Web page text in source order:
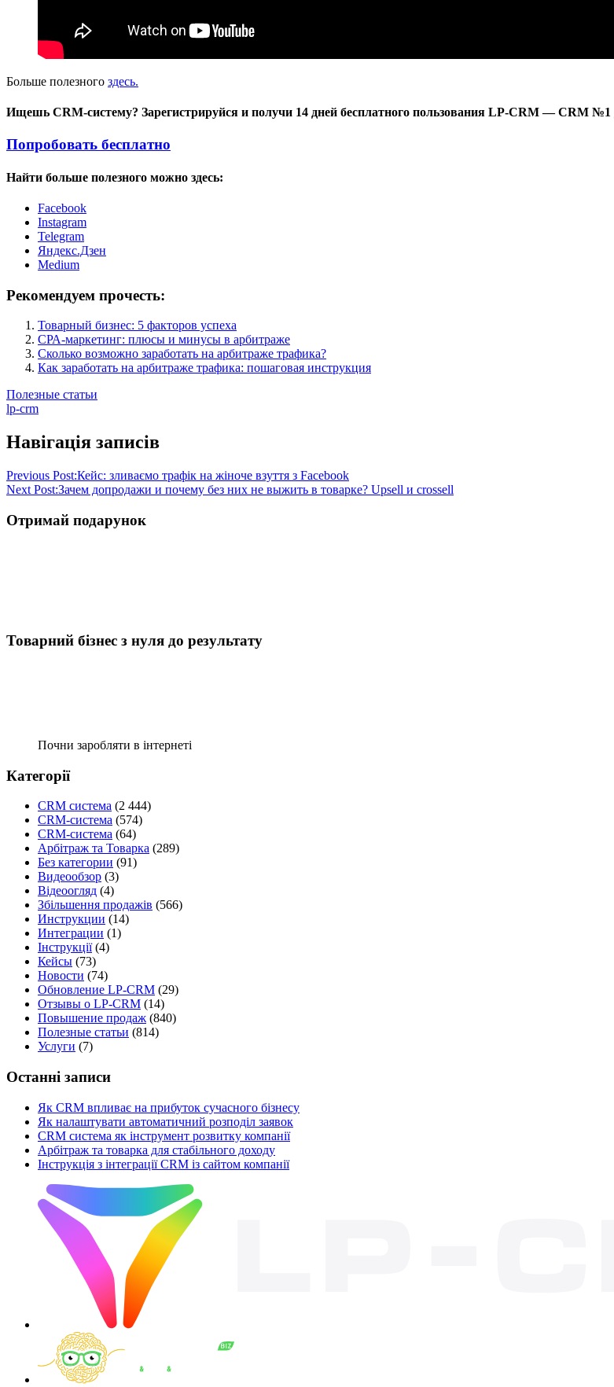
Больше полезного здесь.
Ищешь CRM-систему? Зарегистрируйся и получи 14 дней бесплатного пользования LP-CRM — CRM №1
Попробовать бесплатно
Найти больше полезного можно здесь:
Facebook
Instagram
Telegram
Яндекс.Дзен
Medium
Рекомендуем прочесть:
Товарный бизнес: 5 факторов успеха
СРА-маркетинг: плюсы и минусы в арбитраже
Сколько возможно заработать на арбитраже трафика?
Как заработать на арбитраже трафика: пошаговая инструкция
Полезные статьи
lp-crm
Навігація записів
Previous Post:Кейс: зливаємо трафік на жіноче взуття з Facebook
Next Post:Зачем допродажи и почему без них не выжить в товарке? Upsell и crossell
Отримай подарунок
Товарний бізнес з нуля до результату
Почни заробляти в інтернеті
Категорії
CRM система (2 444)
CRM-система (574)
CRM-система (64)
Арбітраж та Товарка (289)
Без категории (91)
Видеообзор (3)
Відеоогляд (4)
Збільшення продажів (566)
Инструкции (14)
Интеграции (1)
Інструкції(4)
Кейсы (73)
Новости (74)
Обновление LP-CRM (29)
Отзывы о LP-CRM (14)
Повышение продаж (840)
Полезные статьи (814)
Услуги (7)
Останні записи
Як CRM впливає на прибуток сучасного бізнесу
Як налаштувати автоматичний розподіл заявок
CRM система як інструмент розвитку компанії
Арбітраж та товарка для стабільного доходу
Інструкція з інтеграції CRM із сайтом компанії